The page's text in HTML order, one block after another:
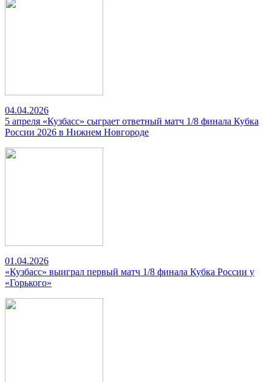
04.04.2026
5 апреля «Кузбасс» сыграет ответный матч 1/8 финала Кубка
России 2026 в Нижнем Новгороде
01.04.2026
«Кузбасс» выиграл первый матч 1/8 финала Кубка России у
«Горького»